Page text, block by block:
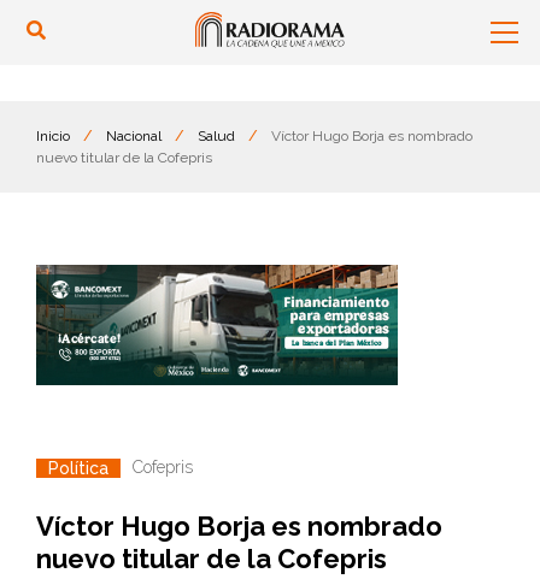
Inicio / Nacional / Salud /
Víctor Hugo Borja es nombrado
nuevo titular de la Cofepris
Política Cofepris
Víctor Hugo Borja es nombrado
nuevo titular de la Cofepris